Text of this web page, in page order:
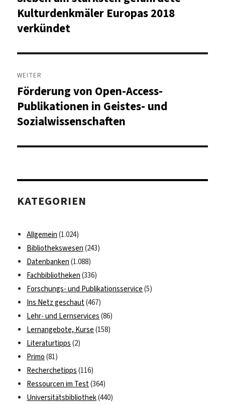
Beitrag:
Kulturdenkmäler Europas 2018
verkündet
WEITER
Nächster
Beitrag:
Förderung von Open-Access-
Publikationen in Geistes- und
Sozialwissenschaften
KATEGORIEN
Allgemein (1.024)
Bibliothekswesen (243)
Datenbanken (1.088)
Fachbibliotheken (336)
Forschungs- und Publikationsservice (5)
Ins Netz geschaut(467)
Lehr- und Lernservices (86)
Lernangebote, Kurse (158)
Literaturtipps (2)
Primo (81)
Recherchetipps (116)
Ressourcen im Test(364)
Universitätsbibliothek(440)